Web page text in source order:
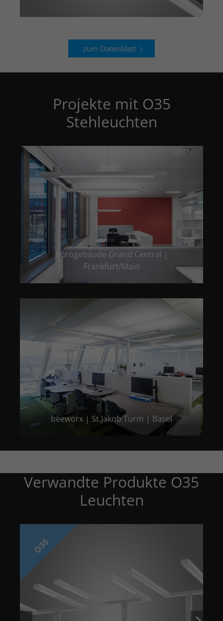
zum Datenblatt
Projekte mit O35
Stehleuchten
Bürogebäude Grand Central |
Frankfurt/Main
beeworx | St.Jakob Turm | Basel
Verwandte Produkte O35
Leuchten